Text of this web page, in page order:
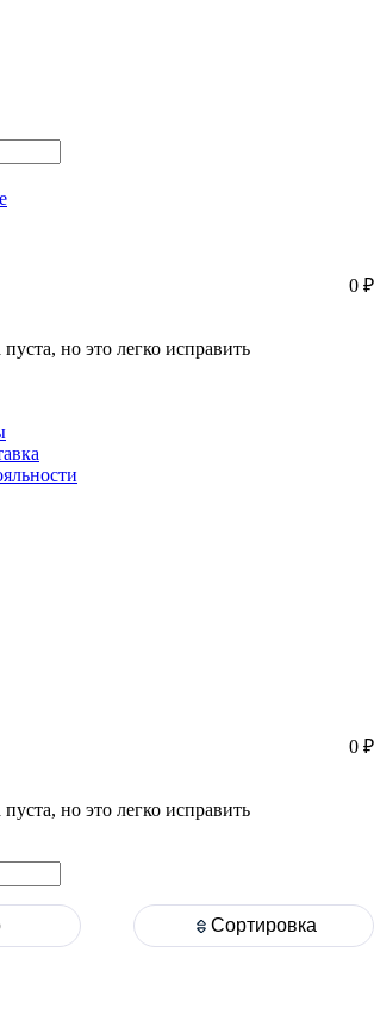
0 ₽
но это легко исправить
0 ₽
но это легко исправить
Сортировка